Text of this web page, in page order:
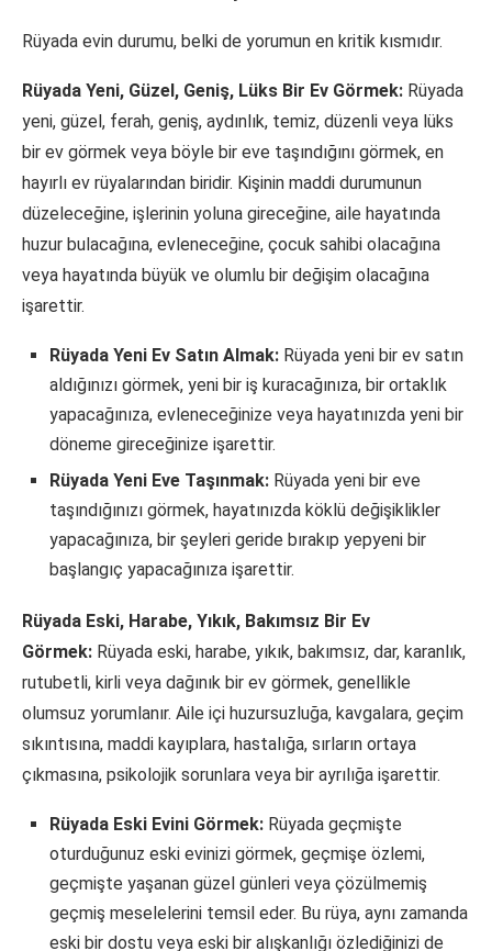
Rüyada evin durumu, belki de yorumun en kritik kısmıdır.
Rüyada Yeni, Güzel, Geniş, Lüks Bir Ev Görmek: Rüyada
yeni, güzel, ferah, geniş, aydınlık, temiz, düzenli veya lüks
bir ev görmek veya böyle bir eve taşındığını görmek, en
hayırlı ev rüyalarından biridir. Kişinin maddi durumunun
düzeleceğine, işlerinin yoluna gireceğine, aile hayatında
huzur bulacağına, evleneceğine, çocuk sahibi olacağına
veya hayatında büyük ve olumlu bir değişim olacağına
işarettir.
Rüyada Yeni Ev Satın Almak: Rüyada yeni bir ev satın
aldığınızı görmek, yeni bir iş kuracağınıza, bir ortaklık
yapacağınıza, evleneceğinize veya hayatınızda yeni bir
döneme gireceğinize işarettir.
Rüyada Yeni Eve Taşınmak: Rüyada yeni bir eve
taşındığınızı görmek, hayatınızda köklü değişiklikler
yapacağınıza, bir şeyleri geride bırakıp yepyeni bir
başlangıç yapacağınıza işarettir.
Rüyada Eski, Harabe, Yıkık, Bakımsız Bir Ev
Görmek: Rüyada eski, harabe, yıkık, bakımsız, dar, karanlık,
rutubetli, kirli veya dağınık bir ev görmek, genellikle
olumsuz yorumlanır. Aile içi huzursuzluğa, kavgalara, geçim
sıkıntısına, maddi kayıplara, hastalığa, sırların ortaya
çıkmasına, psikolojik sorunlara veya bir ayrılığa işarettir.
Rüyada Eski Evini Görmek: Rüyada geçmişte
oturduğunuz eski evinizi görmek, geçmişe özlemi,
geçmişte yaşanan güzel günleri veya çözülmemiş
geçmiş meselelerini temsil eder. Bu rüya, aynı zamanda
eski bir dostu veya eski bir alışkanlığı özlediğinizi de